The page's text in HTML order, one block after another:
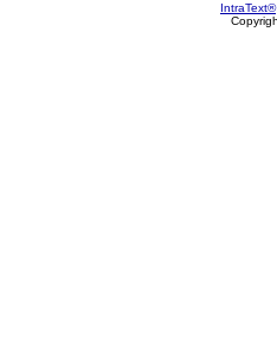
IntraText®